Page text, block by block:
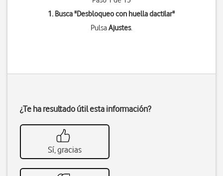
1. Busca "Desbloqueo con huella dactilar"
PulsaAjustes.
¿Te ha resultado útil esta información?
Sí, gracias